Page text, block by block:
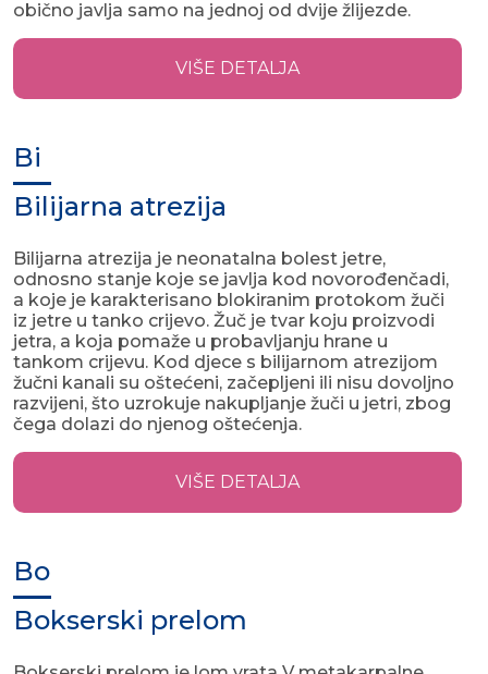
obično javlja samo na jednoj od dvije žlijezde.
VIŠE DETALJA
Bi
Bilijarna atrezija
Bilijarna atrezija je neonatalna bolest jetre,
odnosno stanje koje se javlja kod novorođenčadi,
a koje je karakterisano blokiranim protokom žuči
iz jetre u tanko crijevo. Žuč je tvar koju proizvodi
jetra, a koja pomaže u probavljanju hrane u
tankom crijevu. Kod djece s bilijarnom atrezijom
žučni kanali su oštećeni, začepljeni ili nisu dovoljno
razvijeni, što uzrokuje nakupljanje žuči u jetri, zbog
čega dolazi do njenog oštećenja.
VIŠE DETALJA
Bo
Bokserski prelom